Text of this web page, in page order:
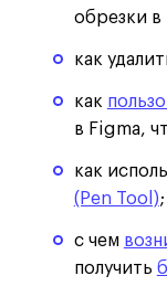
обрезки в
как
как
в Figma,
как
(Pen Tool);
с чем
получить